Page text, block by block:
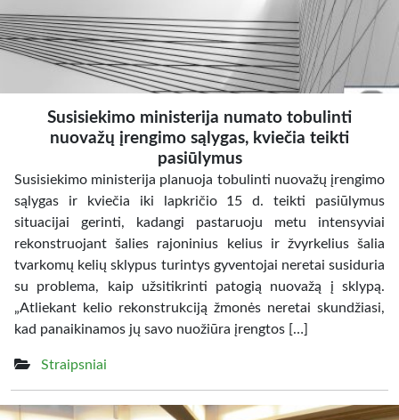
Susisiekimo ministerija numato tobulinti
nuovažų įrengimo sąlygas, kviečia teikti
pasiūlymus
Susisiekimo ministerija planuoja tobulinti nuovažų įrengimo
sąlygas ir kviečia iki lapkričio 15 d. teikti pasiūlymus
situacijai gerinti, kadangi pastaruoju metu intensyviai
rekonstruojant šalies rajoninius kelius ir žvyrkelius šalia
tvarkomų kelių sklypus turintys gyventojai neretai susiduria
su problema, kaip užsitikrinti patogią nuovažą į sklypą.
„Atliekant kelio rekonstrukciją žmonės neretai skundžiasi,
kad panaikinamos jų savo nuožiūra įrengtos […]
Straipsniai